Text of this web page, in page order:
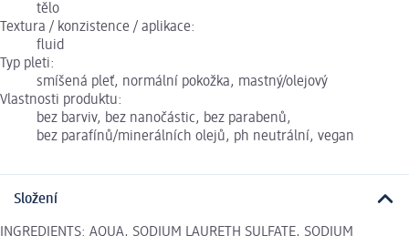
tělo
Textura / konzistence / aplikace:
fluid
Typ pleti:
smíšená pleť, normální pokožka, mastný/olejový
Vlastnosti produktu:
bez barviv, bez nanočástic, bez parabenů,
bez parafínů/minerálních olejů, ph neutrální, vegan
Složení
INGREDIENTS: AQUA, SODIUM LAURETH SULFATE, SODIUM